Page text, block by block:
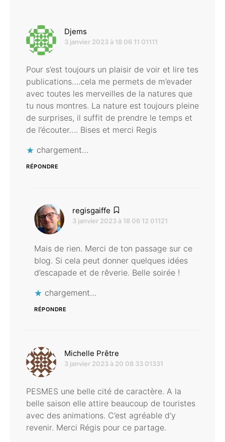
Djems
3 janvier 2023 à 18 06 11 01111
Pour s’est toujours un plaisir de voir et lire tes
publications….cela me permets de m’evader
avec toutes les merveilles de la natures que
tu nous montres. La nature est toujours pleine
de surprises, il suffit de prendre le temps et
de l’écouter…. Bises et merci Regis
chargement…
RÉPONDRE
regisgaiffe
3 janvier 2023 à 18 06 12 01121
Mais de rien. Merci de ton passage sur ce
blog. Si cela peut donner quelques idées
d’escapade et de rêverie. Belle soirée !
chargement…
RÉPONDRE
Michelle Prêtre
3 janvier 2023 à 20 08 33 01331
PESMES une belle cité de caractère. A la
belle saison elle attire beaucoup de touristes
avec des animations. C’est agréable d’y
revenir. Merci Régis pour ce partage.